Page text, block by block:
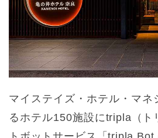
マイステイズ・ホテル・マネ
るホテル150施設にtripla（ト